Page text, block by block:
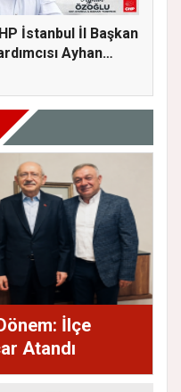
İstanbul İl Başkan
Ayhan
İlçe
Atandı